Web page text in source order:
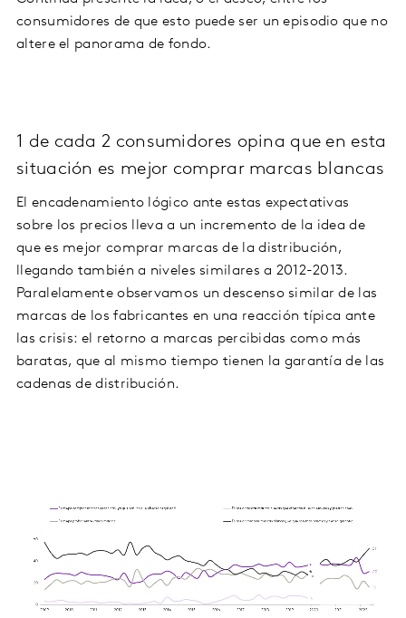
consumidores de que esto puede ser un episodio que no
altere el panorama de fondo.
1 de cada 2 consumidores opina que en esta
situación es mejor comprar marcas blancas
El encadenamiento lógico ante estas expectativas
sobre los precios lleva a un incremento de la idea de
que es mejor comprar marcas de la distribución,
llegando también a niveles similares a 2012-2013.
Paralelamente observamos un descenso similar de las
marcas de los fabricantes en una reacción típica ante
las crisis: el retorno a marcas percibidas como más
baratas, que al mismo tiempo tienen la garantía de las
cadenas de distribución.